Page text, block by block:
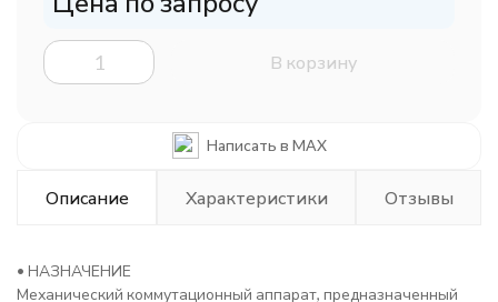
В корзину
Написать в MAX
Описание Характеристики Отзывы
• НАЗНАЧЕНИЕ
Механический коммутационный аппарат, предназначенный